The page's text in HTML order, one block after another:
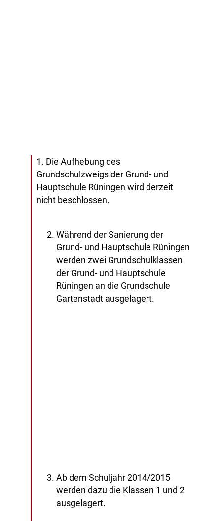
1. Die Aufhebung des
Grundschulzweigs der Grund- und
Hauptschule Rüningen wird derzeit
nicht beschlossen.
Während der Sanierung der
Grund- und Hauptschule Rüningen
werden zwei Grundschulklassen
der Grund- und Hauptschule
Rüningen an die Grundschule
Gartenstadt ausgelagert.
Ab dem Schuljahr 2014/2015
werden dazu die Klassen 1 und 2
ausgelagert.